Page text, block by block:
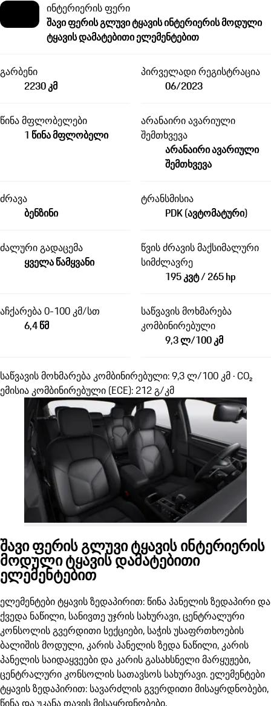
ინტერიერის ფერი
შავი ფერის გლუვი ტყავის ინტერიერის მოდული
ტყავის დამატებითი ელემენტებით
გარბენი
2230 კმ
პირველადი რეგისტრაცია
06/2023
წინა მფლობელები
1 წინა მფლობელი
არანაირი ავარიული
შემთხვევა
არანაირი ავარიული
შემთხვევა
ძრავა
ბენზინი
ტრანსმისია
PDK (ავტომატური)
ძალური გადაცემა
ყველა წამყვანი
წვის ძრავის მაქსიმალური
სიმძლავრე
195 კვტ / 265 hp
აჩქარება 0-100 კმ/სთ
6,4 წმ
საწვავის მოხმარება
კომბინირებული
9,3 ლ/100 კმ
საწვავის მოხმარება კომბინირებული: 9,3 ლ/100 კმ · CO₂
ემისია კომბინირებული (ECE): 212 გ/კმ
შავი ფერის გლუვი ტყავის ინტერიერის
მოდული ტყავის დამატებითი
ელემენტებით
ელემენტები ტყავის ზედაპირით: წინა პანელის ზედაპირი და
ქვედა ნაწილი, სანივთე უჯრის სახურავი, ცენტრალური
კონსოლის გვერდითი სექციები, საჭის უსაფრთხოების
ბალიშის მოდული, კარის პანელის ზედა ნაწილი, კარის
პანელის საიდაყვეები და კარის გასახსნელი მარყუჟები,
ცენტრალური კონსოლის სათავსოს სახურავი. ელემენტები
ტყავის ზედაპირით: სავარძლის გვერდითი მისაყრდნობები,
წინა და უკანა თავის მისაყრდნობები.